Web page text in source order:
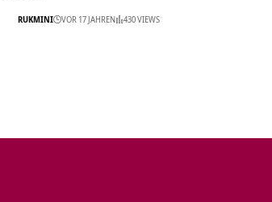
RUKMINI VOR 17 JAHREN 430 VIEWS